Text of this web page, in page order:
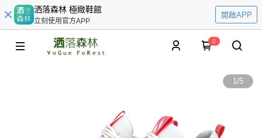
洒落森林 極緻鞋館
立刻使用官方APP
開啟APP
0
1/5